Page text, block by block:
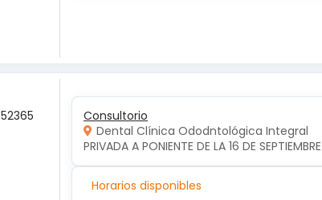
Consultorio
Dental Clínica Ododntológica Integral
PRIVADA A PONIENTE DE LA 16 DE
Horarios disponibles